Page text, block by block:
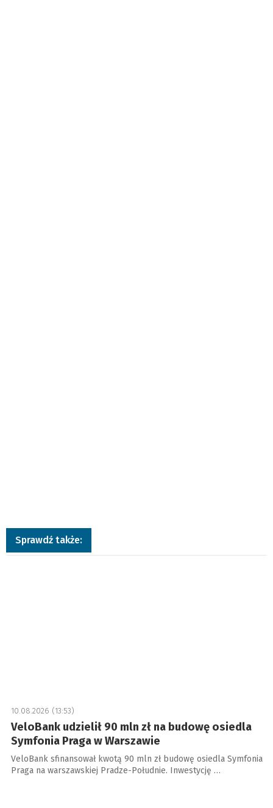
Sprawdź także:
10.08.2026 (13:53)
VeloBank udzielił 90 mln zł na budowę osiedla
Symfonia Praga w Warszawie
VeloBank sfinansował kwotą 90 mln zł budowę osiedla Symfonia
Praga na warszawskiej Pradze-Południe. Inwestycję …